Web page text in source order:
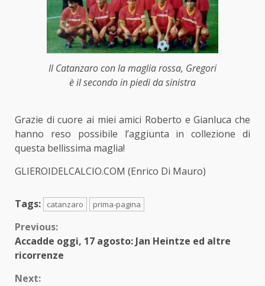
Il Catanzaro con la maglia rossa, Gregori
è il secondo in piedi da sinistra
Grazie di cuore ai miei amici Roberto e Gianluca che
hanno reso possibile l’aggiunta in collezione di
questa bellissima maglia!
GLIEROIDELCALCIO.COM (Enrico Di Mauro)
Tags: catanzaro prima-pagina
Continue
Reading
Previous:
Accadde oggi, 17 agosto: Jan Heintze ed altre
ricorrenze
Next: